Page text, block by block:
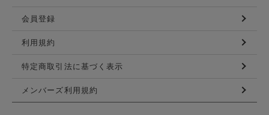
会員登録
利用規約
特定商取引法に基づく表示
メンバーズ利用規約